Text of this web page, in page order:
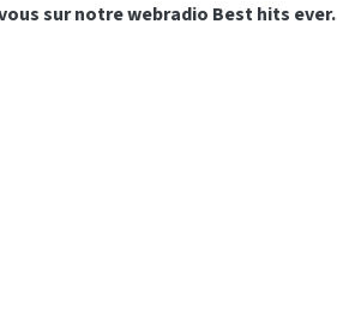
sur notre webradio Best hits ever.